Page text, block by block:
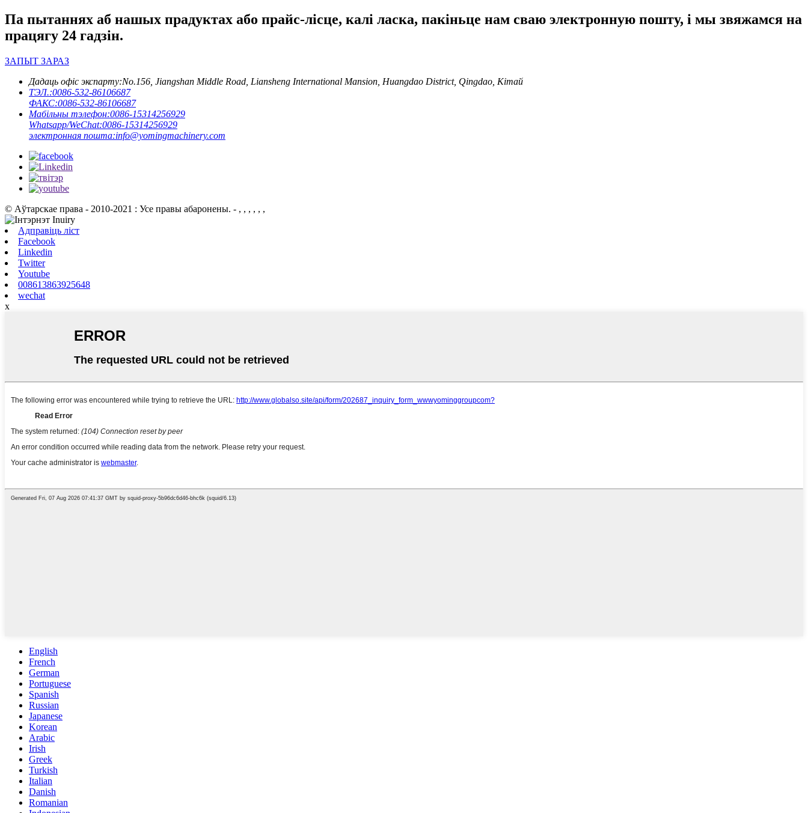
Па пытаннях аб нашых прадуктах або прайс-лісце, калі ласка, пакіньце нам сваю электронную пошту, і мы звяжамся на
працягу 24 гадзін.
ЗАПЫТ ЗАРАЗ
Дадаць офіс экспарту:No.156, Jiangshan Middle Road, Liansheng International Mansion, Huangdao District, Qingdao, Кітай
ТЭЛ.:0086-532-86106687
ФАКС:0086-532-86106687
Мабільны тэлефон:0086-15314256929
Whatsapp/WeChat:0086-15314256929
электронная пошта:info@yomingmachinery.com
© Аўтарскае права - 2010-2021 : Усе правы абаронены. - , , , , , ,
Адправіць ліст
Facebook
Linkedin
Twitter
Youtube
008613863925648
wechat
x
English
French
German
Portuguese
Spanish
Russian
Japanese
Korean
Arabic
Irish
Greek
Turkish
Italian
Danish
Romanian